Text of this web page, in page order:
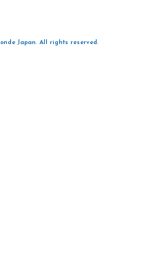
Japan. All rights reserved.